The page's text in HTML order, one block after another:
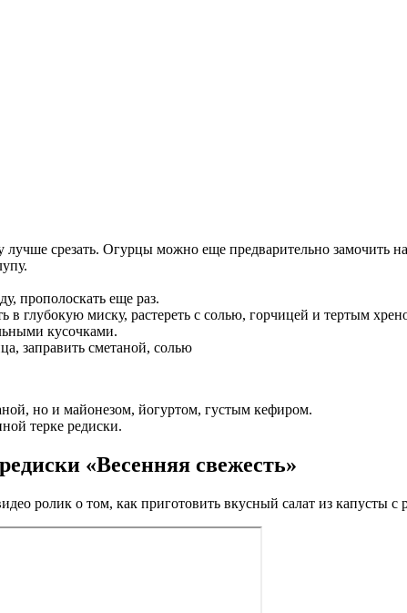
срезать. Огурцы можно еще предварительно замочить
прополоскать еще раз.
глубокую миску, растереть с солью, горчицей и тертым
кусочками.
заправить сметаной, солью
но и майонезом, йогуртом, густым кефиром.
терке редиски.
«Весенняя свежесть»
ролик о том, как приготовить вкусный салат из капусты с